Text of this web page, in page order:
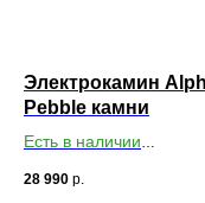
Электрокамин
Pebble камни
Есть в наличии
28 990 р.